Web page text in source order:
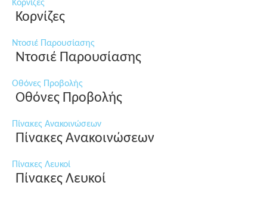
Κορνίζες
Κορνίζες
Ντοσιέ Παρουσίασης
Ντοσιέ Παρουσίασης
Οθόνες Προβολής
Οθόνες Προβολής
Πίνακες Ανακοινώσεων
Πίνακες Ανακοινώσεων
Πίνακες Λευκοί
Πίνακες Λευκοί